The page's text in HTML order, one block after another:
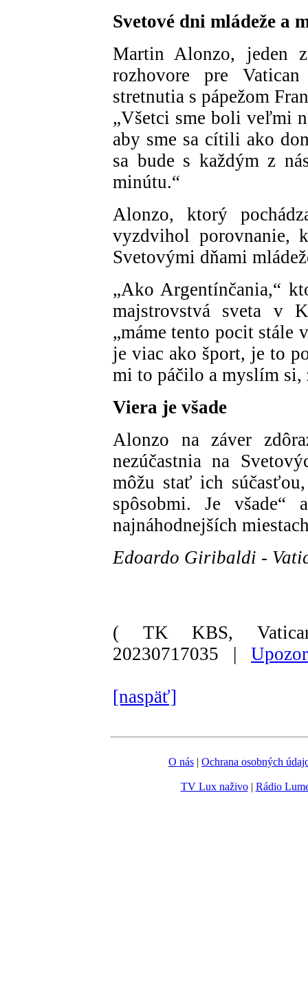
Svetové dni mládeže a
Martin Alonzo, jeden
rozhovore pre
stretnutia s pápežom
„Všetci sme boli veľmi
aby sme sa cítili ako
sa bude s každým z
minútu.“
Alonzo, ktorý
vyzdvihol porovnanie,
Svetovými dňami
„Ako Argentínčania,“
majstrovstvá sveta v
„máme tento pocit stále
je viac ako šport, je to
mi to páčilo a myslím si,
Viera je všade
Alonzo na záver
nezúčastnia na
môžu stať ich
spôsobmi. Je všade“
najnáhodnejších
Edoardo Giribaldi -
( TK KBS,
20230717035 |
[naspäť]
O nás | Ochrana osobných
TV Lux naživo| Rádio